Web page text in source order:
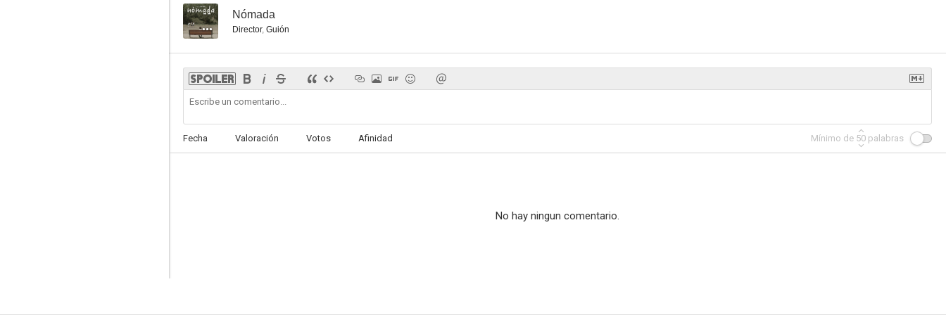
-- Nómada
Director, Guión
Fecha Valoración Votos Afinidad Mínimo de 50 palabras
No hay ningun comentario.